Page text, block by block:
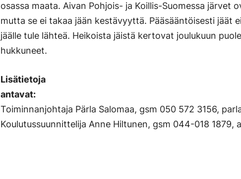
osassa maata. Aivan Pohjois- ja Koillis-Suomessa järvet
mutta se ei takaa jään kestävyyttä. Pääsääntöisesti jäät
jäälle tule lähteä. Heikoista jäistä kertovat joulukuun
hukkuneet.
Lisätietoja
antavat:
Toiminnanjohtaja Pärla Salomaa, gsm 050 572 3156,
Koulutussuunnittelija Anne Hiltunen, gsm 044-018 1879,